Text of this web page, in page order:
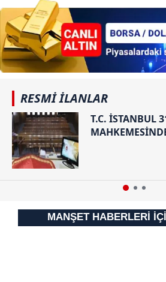
RESMİ İLANLAR
T.C. İSTANBUL
MANŞET HABERLERİ